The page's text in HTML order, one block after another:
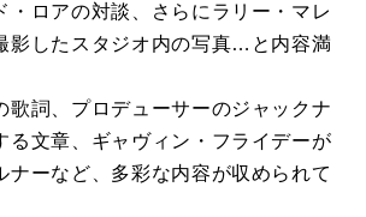
・ロアの対談、さらにラリー・マレ
影したスタジオ内の写真…と内容満
歌詞、プロデューサーのジャックナ
る文章、ギャヴィン・フライデーが
ナーなど、多彩な内容が収められて